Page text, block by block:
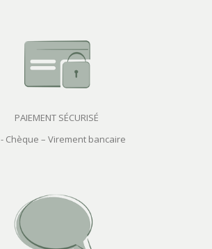
PAIEMENT SÉCURISÉ
- Chèque – Virement bancaire